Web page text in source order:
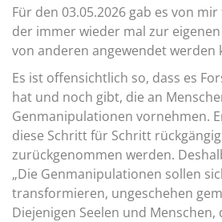
Für den 03.05.2026 gab es von
der immer wieder mal zur
von anderen angewendet werden
Es ist offensichtlich so, dass es
hat und noch gibt, die an
Genmanipulationen vornehmen.
diese Schritt für Schritt
zurückgenommen werden.
„Die Genmanipulationen sollen
transformieren, ungeschehen
Diejenigen Seelen und Menschen,